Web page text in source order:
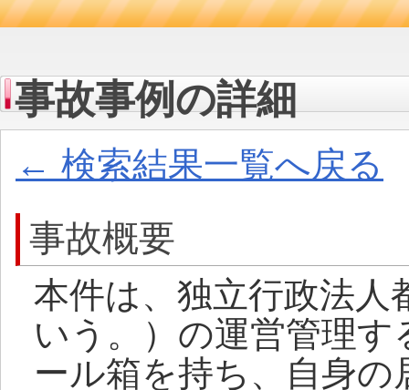
事故事例の詳細
← 検索結果一覧へ戻る
事故概要
本件は、独立行政法人
いう。）の運営管理
ール箱を持ち、自身